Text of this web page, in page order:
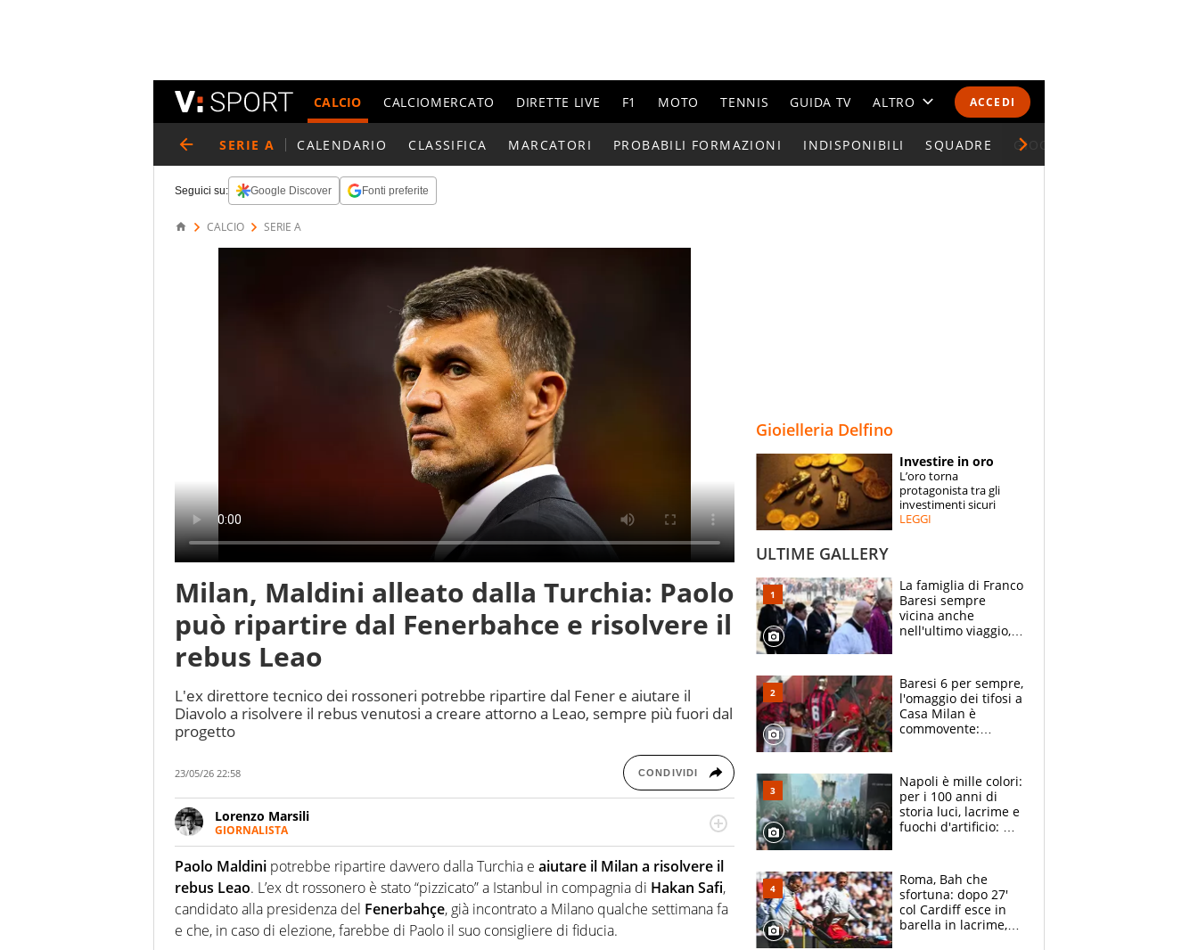
ACCEDI
CALCIO CALCIOMERCATO DIRETTE LIVE F1 MOTO TENNIS GUIDA TV ALTRO
CALENDARI E CLASSIFICHE
ESPERTI
CONTATTI
SERIE A CALENDARIO CLASSIFICA MARCATORI PROBABILI FORMAZIONI INDISPONIBILI SQUADRE GIOCATORI SERIE A
Seguici su: Google Discover Fonti preferite
CALCIO SERIE A
Milan, Maldini alleato dalla Turchia: Paolo
può ripartire dal Fenerbahce e risolvere il
rebus Leao
L'ex direttore tecnico dei rossoneri potrebbe ripartire dal Fener e aiutare il
Diavolo a risolvere il rebus venutosi a creare attorno a Leao, sempre più fuori dal
progetto
23/05/26 22:58 CONDIVIDI
Lorenzo Marsili
GIORNALISTA
Giornalista pubblicista, redattore, divulgatore. E' una delle anime video del sito:
racconta in immagini un evento e lo fa come pochi altri
Paolo Maldini potrebbe ripartire davvero dalla Turchia e aiutare il Milan a risolvere il
rebus Leao. L’ex dt rossonero è stato “pizzicato” a Istanbul in compagnia di Hakan Safi,
candidato alla presidenza del Fenerbahçe, già incontrato a Milano qualche settimana fa
e che, in caso di elezione, farebbe di Paolo il suo consigliere di fiducia.
Gioielleria Delfino
Investire in oro
L’oro torna
protagonista tra gli
investimenti sicuri
LEGGI
ULTIME GALLERY
La famiglia di Franco
Baresi sempre
vicina anche
nell'ultimo viaggio,
circondati
dall'affetto dei tifosi
Baresi 6 per sempre,
l'omaggio dei tifosi a
Casa Milan è
commovente:
bigliettini
Napoli è mille colori:
per i 100 anni di
storia luci, lacrime e
fuochi d'artificio: De
Roma, Bah che
sfortuna: dopo 27'
col Cardiff esce in
barella in lacrime,